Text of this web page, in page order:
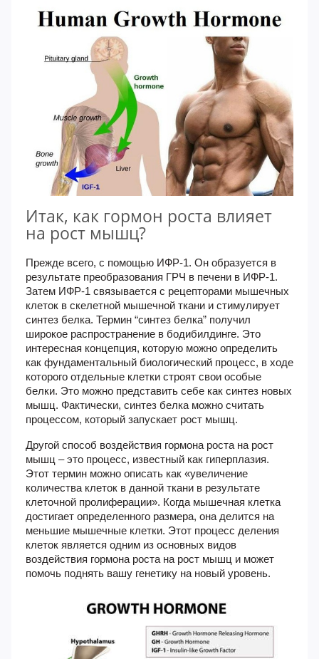
Итак, как гормон роста влияет
на рост мышц?
Прежде всего, с помощью ИФР-1. Он образуется в
результате преобразования ГРЧ в печени в ИФР-1.
Затем ИФР-1 связывается с рецепторами мышечных
клеток в скелетной мышечной ткани и стимулирует
синтез белка. Термин “синтез белка” получил
широкое распространение в бодибилдинге. Это
интересная концепция, которую можно определить
как фундаментальный биологический процесс, в ходе
которого отдельные клетки строят свои особые
белки. Это можно представить себе как синтез новых
мышц. Фактически, синтез белка можно считать
процессом, который запускает рост мышц.
Другой способ воздействия гормона роста на рост
мышц – это процесс, известный как гиперплазия.
Этот термин можно описать как «увеличение
количества клеток в данной ткани в результате
клеточной пролиферации». Когда мышечная клетка
достигает определенного размера, она делится на
меньшие мышечные клетки. Этот процесс деления
клеток является одним из основных видов
воздействия гормона роста на рост мышц и может
помочь поднять вашу генетику на новый уровень.